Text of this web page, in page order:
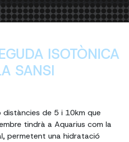
ISOTÒNICA
SANSI
distàncies de 5 i 10km que
tindrà a Aquarius com la
permetent una hidratació